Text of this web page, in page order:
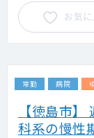
お気に
常勤 病院
【徳島市
科系の慢性